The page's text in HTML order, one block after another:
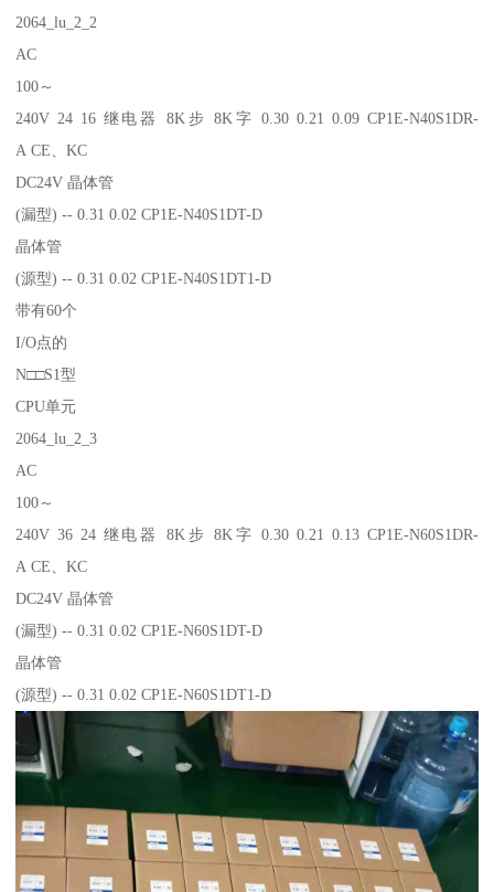
2064_lu_2_2
AC
100～
240V 24 16 继电器 8K步 8K字 0.30 0.21 0.09 CP1E-N40S1DR-
A CE、KC
DC24V 晶体管
(漏型) -- 0.31 0.02 CP1E-N40S1DT-D
晶体管
(源型) -- 0.31 0.02 CP1E-N40S1DT1-D
带有60个
I/O点的
N□□S1型
CPU单元
2064_lu_2_3
AC
100～
240V 36 24 继电器 8K步 8K字 0.30 0.21 0.13 CP1E-N60S1DR-
A CE、KC
DC24V 晶体管
(漏型) -- 0.31 0.02 CP1E-N60S1DT-D
晶体管
(源型) -- 0.31 0.02 CP1E-N60S1DT1-D